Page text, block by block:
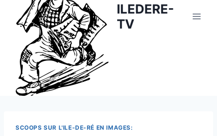
ILEDERE-
TV
SCOOPS SUR L'ILE-DE-RÉ EN IMAGES: